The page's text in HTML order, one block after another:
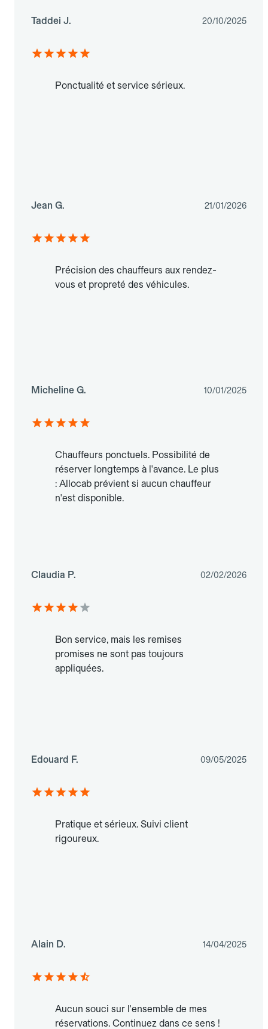
Taddei J. 20/10/2025
Ponctualité et service sérieux.
Jean G. 21/01/2026
Précision des chauffeurs aux rendez-
vous et propreté des véhicules.
Micheline G. 10/01/2025
Chauffeurs ponctuels. Possibilité de
réserver longtemps à l'avance. Le plus
: Allocab prévient si aucun chauffeur
n'est disponible.
Claudia P. 02/02/2026
Bon service, mais les remises
promises ne sont pas toujours
appliquées.
Edouard F. 09/05/2025
Pratique et sérieux. Suivi client
rigoureux.
Alain D. 14/04/2025
Aucun souci sur l'ensemble de mes
réservations. Continuez dans ce sens !